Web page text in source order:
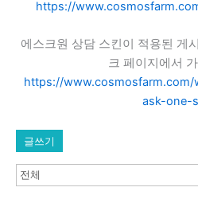
https://
에스크원 상담 스킨이 적용된 게
크 페이지에서
https://
ask-one-
글쓰기